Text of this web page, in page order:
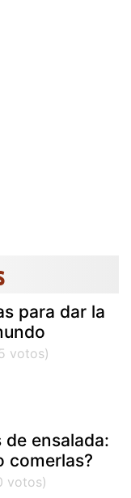
para dar la
de ensalada:
comerlas?